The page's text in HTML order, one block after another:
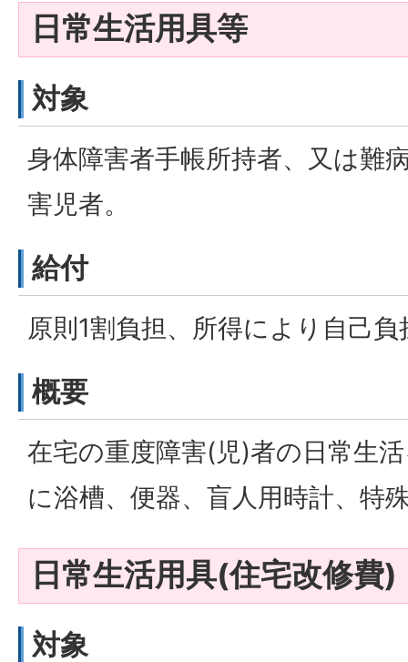
日常生活用具等
対象
身体障害者手帳所持者、又は難
害児者。
給付
原則1割負担、所得により自己
概要
在宅の重度障害(児)者の日常生
に浴槽、便器、盲人用時計、特
日常生活用具(住宅改修費)
対象